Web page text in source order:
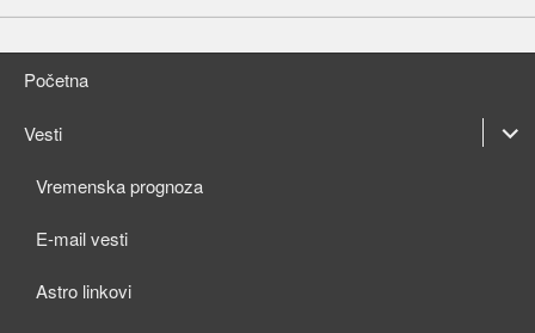
menuSkip
content
Skip
to
Početna
Vesti
Vremenska prognoza
E-mail vesti
Astro linkovi